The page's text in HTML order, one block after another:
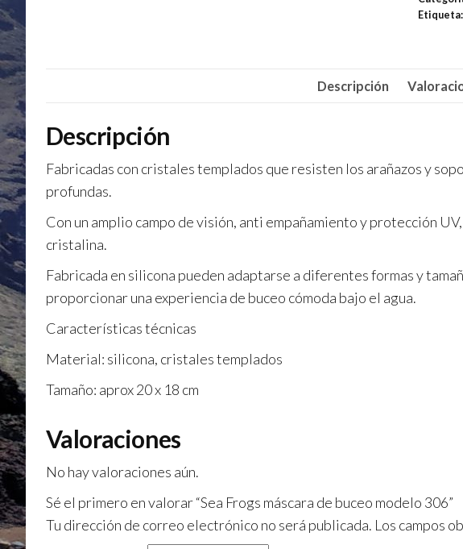
buceo
Etiqueta:
Descripción
Descripción
Fabricadas con cristales templados que resisten los arañazos y
profundas.
Con un amplio campo de visión, anti empañamiento y protección
cristalina.
Fabricada en silicona pueden adaptarse a diferentes formas y
proporcionar una experiencia de buceo cómoda bajo el agua.
Características técnicas
Material: silicona, cristales templados
Tamaño: aprox 20 x 18 cm
Valoraciones
No hay valoraciones aún.
Sé el primero en valorar “Sea Frogs máscara de buceo modelo 306”
Tu dirección de correo electrónico no será publicada. Los campos